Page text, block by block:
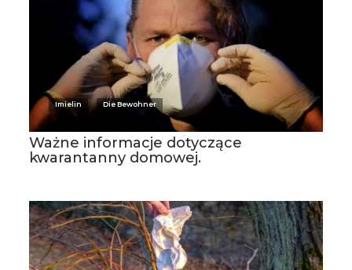
Imielin Die Bewohner
Ważne informacje dotyczące
kwarantanny domowej.